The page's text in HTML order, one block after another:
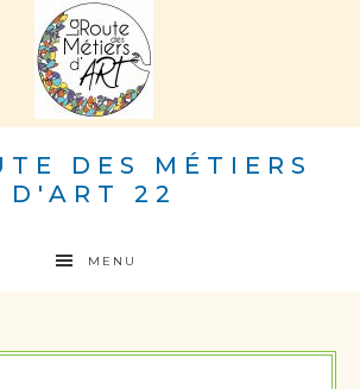
DES MÉTIERS
D'ART 22
MENU